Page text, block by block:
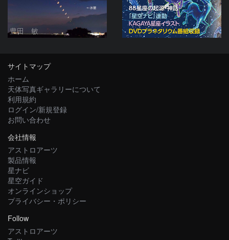
豊田 敏
サイトマップ
ホーム
天体写真ギャラリーについて
利用規約
ログイン/新規登録
お問い合わせ
会社情報
アストロアーツ
製品情報
星ナビ
星空ガイド
オンラインショップ
プライバシー・ポリシー
Follow
アストロアーツ